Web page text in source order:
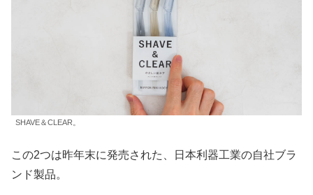
SHAVE＆CLEAR。
この2つは昨年末に発売された、日本利器工業の自社ブラ
ンド製品。